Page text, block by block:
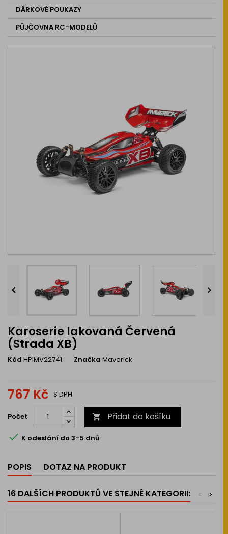
DÁRKOVÉ POUKAZY
PŮJČOVNA RC-MODELŮ
 
Karoserie lakovaná Červená
(Strada XB)
Kód HPIMV22741 Značka Maverick
767 Kč S DPH
Počet  Přidat do košíku
 K odeslání do 3-5 dnů
POPIS DOTAZ NA PRODUKT
16 DALŠÍCH PRODUKTŮ VE STEJNÉ KATEGORII: >
<